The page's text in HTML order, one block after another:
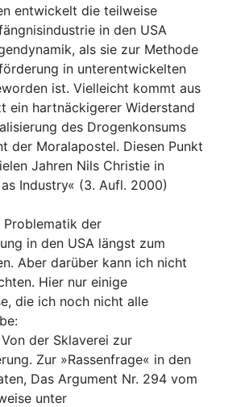
entwickelt die teilweise
in den USA
als sie zur Methode
in unterentwickelten
ist. Vielleicht kommt aus
ein hartnäckigerer Widerstand
des Drogenkonsums
der Moralapostel. Diesen Punkt
Jahren Nils Christie in
Industry« (3. Aufl. 2000)
der
in den USA längst zum
Aber darüber kann ich nicht
Hier nur einige
die ich noch nicht alle
der Sklaverei zur
Zur »Rassenfrage« in den
Das Argument Nr. 294 vom
unter